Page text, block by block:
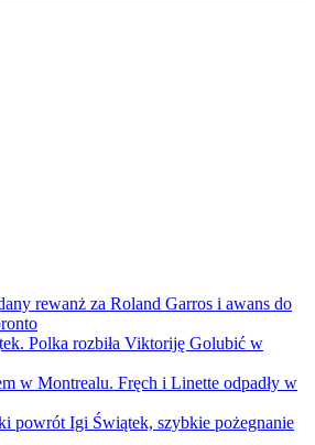
rewanż za Roland Garros i awans do
Polka rozbiła Viktoriję Golubić w
w Montrealu. Fręch i Linette odpadły w
powrót Igi Świątek, szybkie pożegnanie